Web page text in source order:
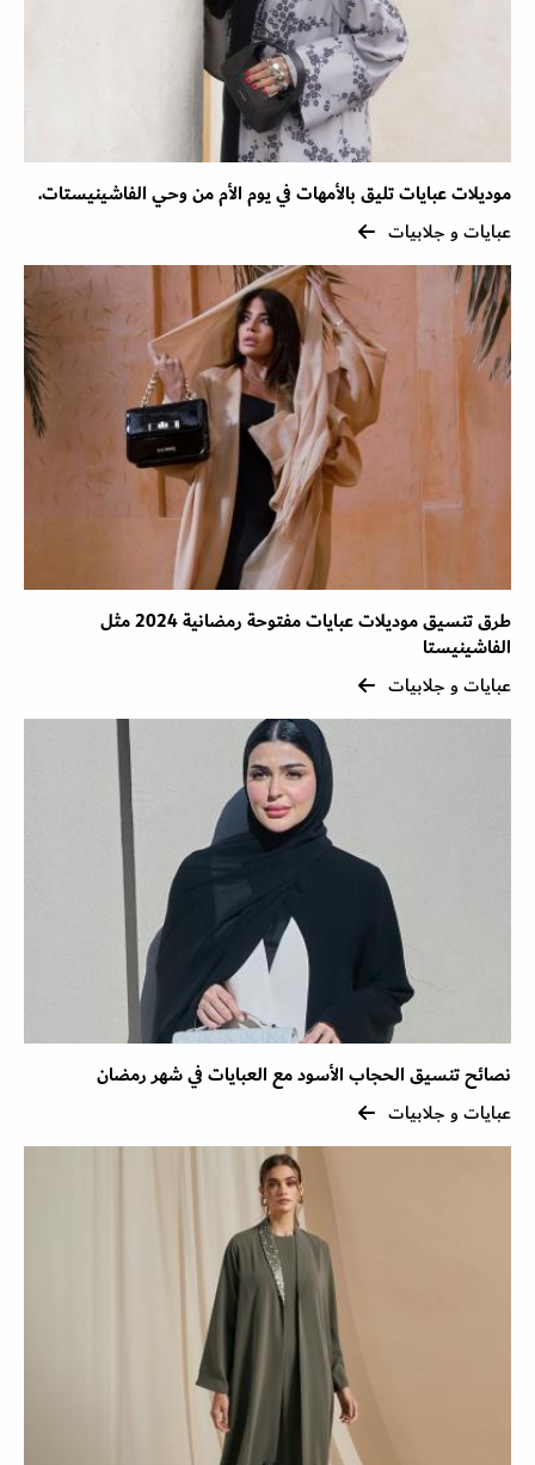
موديلات عبايات تليق بالأمهات في يوم الأم من وحي الفاشينيستات.
عبايات و جلابيات
طرق تنسيق موديلات عبايات مفتوحة رمضانية 2024 مثل
الفاشينيستا
عبايات و جلابيات
نصائح تنسيق الحجاب الأسود مع العبايات في شهر رمضان
عبايات و جلابيات